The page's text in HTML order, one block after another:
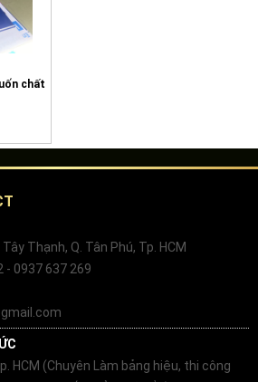
chất
Thạnh, Q. Tân Phú, Tp. HCM
- 0937 637 269
HCM (Chuyên Làm bảng hiệu, thi công